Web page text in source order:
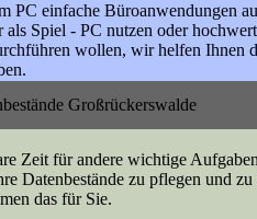
PC einfache Büroanwendungen
als Spiel - PC nutzen oder
wollen, wir helfen Ihnen
Großrückerswalde
Zeit für andere wichtige
Datenbestände zu pflegen und
das für Sie.